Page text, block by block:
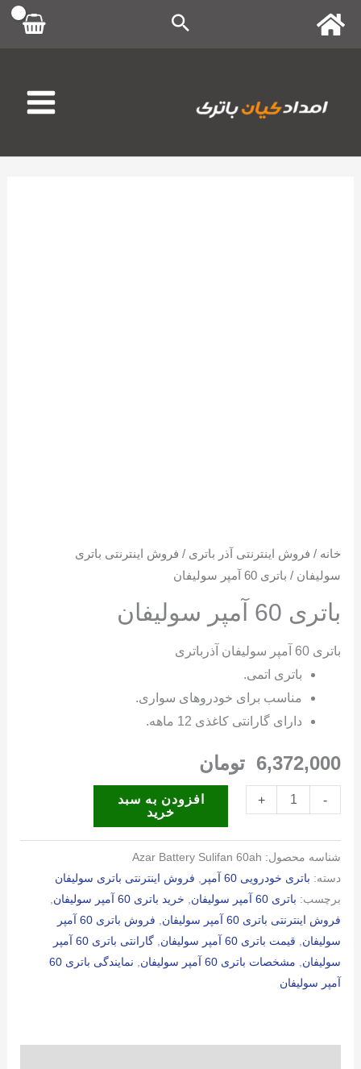
پرش
خانه / فروش اینترنتی آذر باتری / فروش اینترنتی باتری
سولیفان / باتری 60 آمپر سولیفان
باتری 60 آمپر سولیفان
باتری 60 آمپر سولیفان آذرباتری
باتری اتمی.
مناسب برای خودروهای سواری.
دارای گارانتی کاغذی 12 ماهه.
6,372,000 تومان
-
آمپر
سولیفان
+
افزودن به سبد
خرید
شناسه محصول: Azar Battery Sulifan 60ah
دسته: باتری خودرویی 60 آمپر , فروش اینترنتی باتری سولیفان
برچسب: باتری 60 آمپر سولیفان , خرید باتری 60 آمپر سولیفان
,
فروش اینترنتی باتری 60 آمپر سولیفان
,
فروش باتری 60 آمپر
سولیفان, قیمت باتری 60 آمپر سولیفان ,
گارانتی باتری 60 آمپر
سولیفان, مشخصات باتری 60 آمپر سولیفان ,
نمایندگی باتری 60
آمپر سولیفان